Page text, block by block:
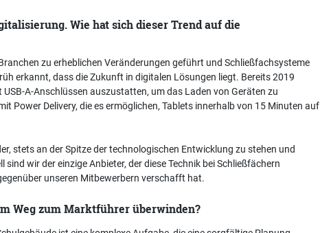
Wie hat sich dieser Trend auf die
zu erheblichen Veränderungen geführt und Schließfachsysteme
erkannt, dass die Zukunft in digitalen Lösungen liegt. Bereits 2019
A-Anschlüssen auszustatten, um das Laden von Geräten zu
Power Delivery, die es ermöglichen, Tablets innerhalb von 15 Minuten auf
stets an der Spitze der technologischen Entwicklung zu stehen und
wir der einzige Anbieter, der diese Technik bei Schließfächern
unseren Mitbewerbern verschafft hat.
Weg zum Marktführer überwinden?